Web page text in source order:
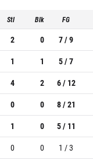
Stl Blk FG
2 0 7 / 9
1 1 5 / 7
4 2 6 / 12
0 0 8 / 21
1 0 5 / 11
0 0 1 / 3